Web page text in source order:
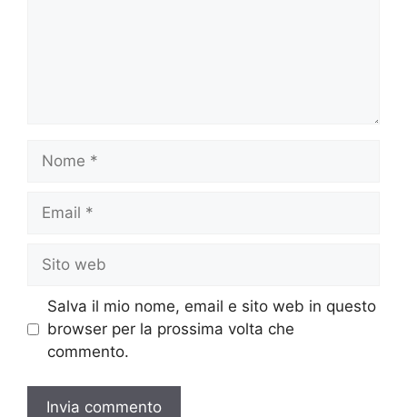
web
Salva il mio nome, email e sito web in questo
browser per la prossima volta che
commento.